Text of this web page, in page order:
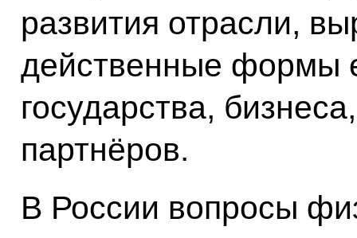
развития отрасли,
действенные формы
государства,
партнёров.
В России вопросы